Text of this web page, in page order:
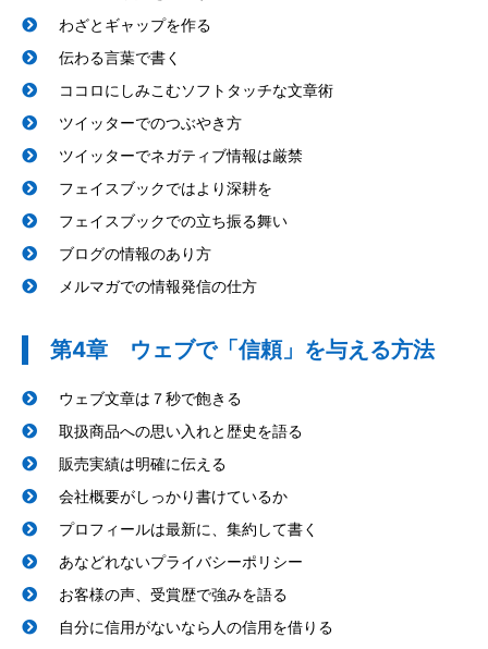
わざとギャップを作る
伝わる言葉で書く
ココロにしみこむソフトタッチな文章術
ツイッターでのつぶやき方
ツイッターでネガティブ情報は厳禁
フェイスブックではより深耕を
フェイスブックでの立ち振る舞い
ブログの情報のあり方
メルマガでの情報発信の仕方
第4章 ウェブで「信頼」を与える方法
ウェブ文章は７秒で飽きる
取扱商品への思い入れと歴史を語る
販売実績は明確に伝える
会社概要がしっかり書けているか
プロフィールは最新に、集約して書く
あなどれないプライバシーポリシー
お客様の声、受賞歴で強みを語る
自分に信用がないなら人の信用を借りる